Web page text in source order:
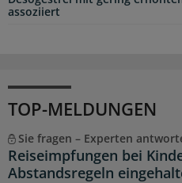
assoziiert
TOP-MELDUNGEN
Sie fragen – Experten
Reiseimpfungen bei
Abstandsregeln